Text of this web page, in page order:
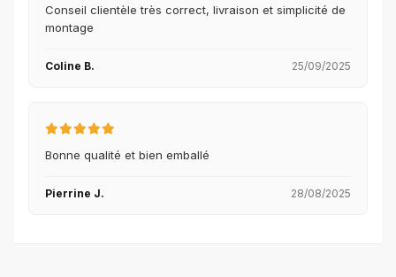
Conseil clientèle très correct, livraison et simplicité de
montage
Coline B. 25/09/2025
Bonne qualité et bien emballé
Pierrine J. 28/08/2025